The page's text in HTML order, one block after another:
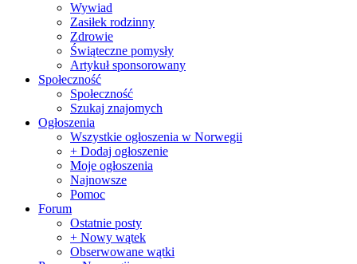
Wywiad
Zasiłek rodzinny
Zdrowie
Świąteczne pomysły
Artykuł sponsorowany
Społeczność
Społeczność
Szukaj znajomych
Ogłoszenia
Wszystkie ogłoszenia w Norwegii
+ Dodaj ogłoszenie
Moje ogłoszenia
Najnowsze
Pomoc
Forum
Ostatnie posty
+ Nowy wątek
Obserwowane wątki